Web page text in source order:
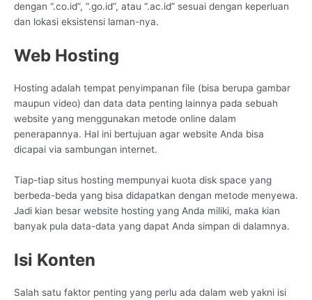
dengan “.co.id”, “.go.id”, atau “.ac.id” sesuai dengan keperluan
dan lokasi eksistensi laman-nya.
Web Hosting
Hosting adalah tempat penyimpanan file (bisa berupa gambar
maupun video) dan data data penting lainnya pada sebuah
website yang menggunakan metode online dalam
penerapannya. Hal ini bertujuan agar website Anda bisa
dicapai via sambungan internet.
Tiap-tiap situs hosting mempunyai kuota disk space yang
berbeda-beda yang bisa didapatkan dengan metode menyewa.
Jadi kian besar website hosting yang Anda miliki, maka kian
banyak pula data-data yang dapat Anda simpan di dalamnya.
Isi Konten
Salah satu faktor penting yang perlu ada dalam web yakni isi